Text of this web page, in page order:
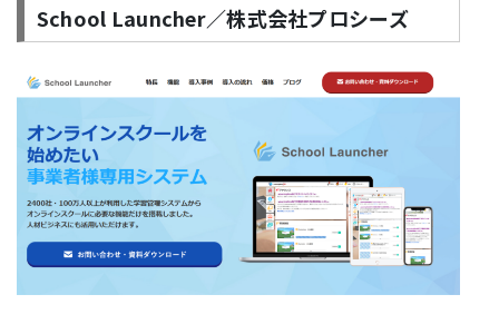
School Launcher／株式会社プロシーズ